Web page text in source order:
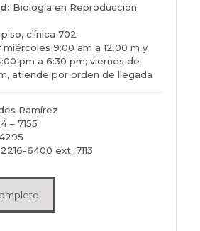
Biología en Reproducción
clínica 702
miércoles 9:00 am a 12.00 m y
pm a 6:30 pm; viernes de
atiende por orden de llegada
Ramírez
– 7155
6400 ext. 7113